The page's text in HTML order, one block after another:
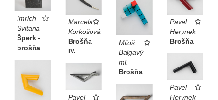
Imrich
Svitana
Šperk -
brošňa
Marcela
Korkošová
Brošňa
IV.
Miloš
Balgavý
ml.
Brošňa
Pavel
Herynek
Brošňa
Pavel
Herynek
Pavel